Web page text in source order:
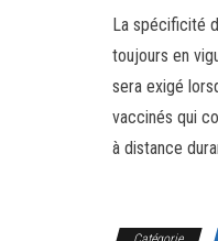
La spécificité
toujours en
sera exigé
vaccinés qui
à distance